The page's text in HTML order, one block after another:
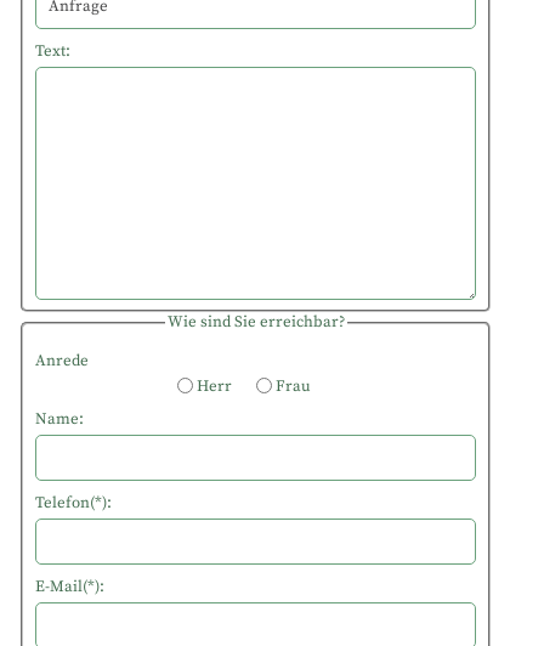
Text:
Wie sind Sie erreichbar?
Anrede
Herr
Frau
Name:
Telefon(*):
E-Mail(*):